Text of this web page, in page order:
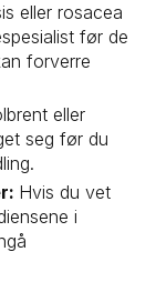
eller rosacea
før de
forverre
eller
seg før du
Hvis du vet
i